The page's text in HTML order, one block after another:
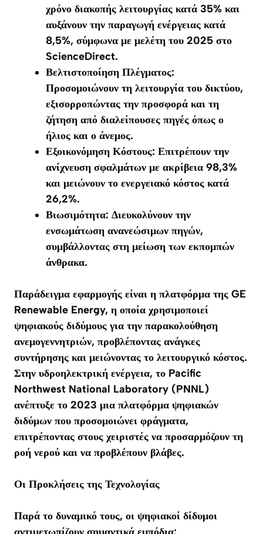
χρόνο διακοπής λειτουργίας κατά 35% και
αυξάνουν την παραγωγή ενέργειας κατά
8,5%, σύμφωνα με μελέτη του 2025 στο
ScienceDirect.
Βελτιστοποίηση Πλέγματος:
Προσομοιώνουν τη λειτουργία του δικτύου,
εξισορροπώντας την προσφορά και τη
ζήτηση από διαλείπουσες πηγές όπως ο
ήλιος και ο άνεμος.
Εξοικονόμηση Κόστους: Επιτρέπουν την
ανίχνευση σφαλμάτων με ακρίβεια 98,3%
και μειώνουν το ενεργειακό κόστος κατά
26,2%.
Βιωσιμότητα: Διευκολύνουν την
ενσωμάτωση ανανεώσιμων πηγών,
συμβάλλοντας στη μείωση των εκπομπών
άνθρακα.
Παράδειγμα εφαρμογής είναι η πλατφόρμα της GE
Renewable Energy, η οποία χρησιμοποιεί
ψηφιακούς διδύμους για την παρακολούθηση
ανεμογεννητριών, προβλέποντας ανάγκες
συντήρησης και μειώνοντας το λειτουργικό κόστος.
Στην υδροηλεκτρική ενέργεια, το Pacific
Northwest National Laboratory (PNNL)
ανέπτυξε το 2023 μια πλατφόρμα ψηφιακών
διδύμων που προσομοιώνει φράγματα,
επιτρέποντας στους χειριστές να προσαρμόζουν τη
ροή νερού και να προβλέπουν βλάβες.
Οι Προκλήσεις της Τεχνολογίας
Παρά το δυναμικό τους, οι ψηφιακοί δίδυμοι